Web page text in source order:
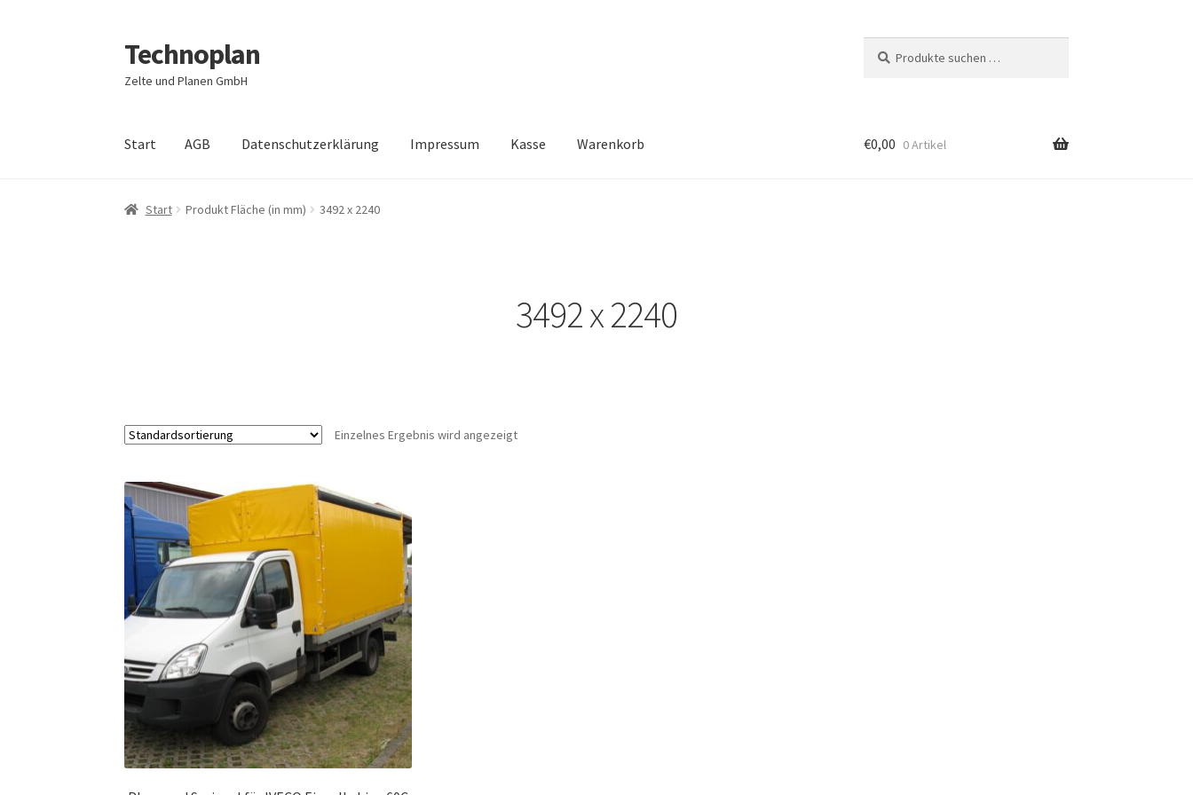
Zur
Navigation
springen
Zum
Inhalt
springen
Technoplan
Zelte und Planen GmbH
nach:
Start AGB Datenschutzerklärung Impressum Kasse Warenkorb
Start AGB Datenschutzerklärung Impressum
€0,00 0 Artikel
Start Produkt Fläche (in mm) 3492 x 2240
3492 x 2240
Einzelnes Ergebnis wird angezeigt